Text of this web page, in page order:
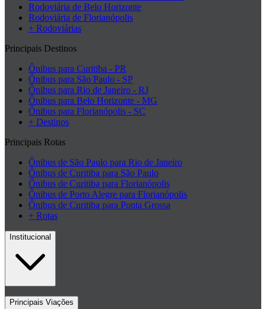
Rodoviária de Belo Horizonte
Rodoviária de Florianópolis
+ Rodoviárias
Principais Destinos
Ônibus para Curitiba - PR
Ônibus para São Paulo - SP
Ônibus para Rio de Janeiro - RJ
Ônibus para Belo Horizonte - MG
Ônibus para Florianópolis - SC
+ Destinos
Principais Rotas
Ônibus de São Paulo para Rio de Janeiro
Ônibus de Curitiba para São Paulo
Ônibus de Curitiba para Florianópolis
Ônibus de Porto Alegre para Florianópolis
Ônibus de Curitiba para Ponta Grossa
+ Rotas
Institucional
Contato
Principais Viações